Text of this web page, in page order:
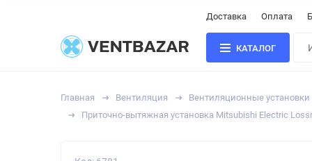
Доставка Оплата
КАТАЛОГ
Главная Вентиляция Вентиляционные установки
Приточно-вытяжная установка Mitsubishi Electric